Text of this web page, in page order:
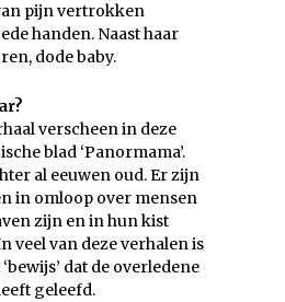
pijn vertrokken
handen. Naast haar
dode baby.
verscheen in deze
blad ‘Panormama’.
al eeuwen oud. Er zijn
in omloop over mensen
zijn en in hun kist
veel van deze verhalen is
dat de overledene
geleefd.